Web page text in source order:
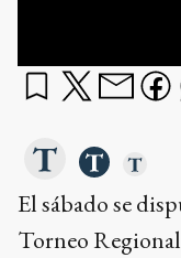
El sábado se
Torneo